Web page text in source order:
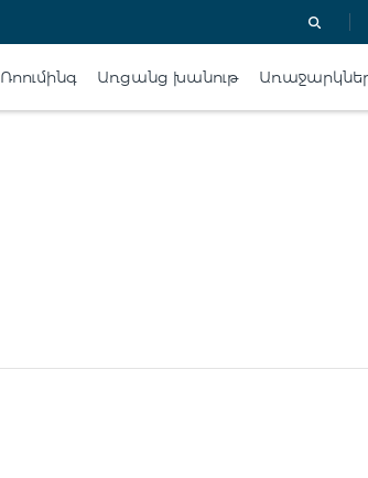
Ռոումինգ Առցանց խանութ